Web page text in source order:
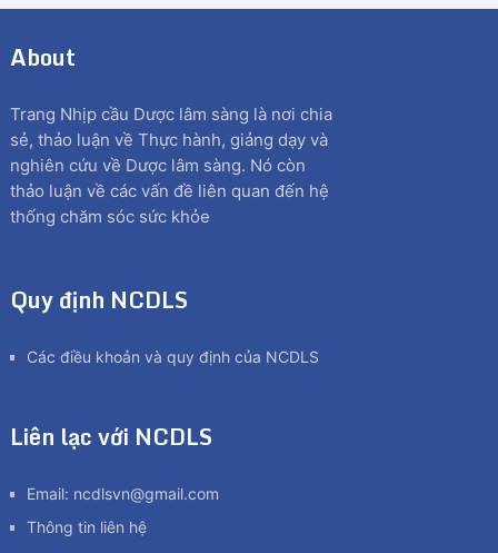
About
Trang Nhịp cầu Dược lâm sàng là nơi chia
sẻ, thảo luận về Thực hành, giảng dạy và
nghiên cứu về Dược lâm sàng. Nó còn
thảo luận về các vấn đề liên quan đến hệ
thống chăm sóc sức khỏe
Quy định NCDLS
Các điều khoản và quy định của NCDLS
Liên lạc với NCDLS
Email: ncdlsvn@gmail.com
Thông tin liên hệ